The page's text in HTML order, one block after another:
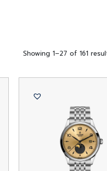
Showing 1–27 of 161